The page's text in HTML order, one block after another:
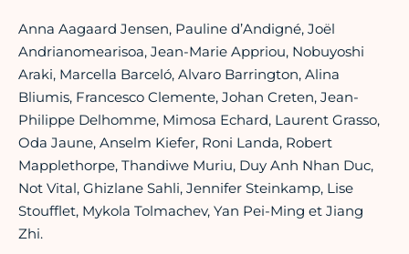
Anna Aagaard Jensen, Pauline d’Andigné, Joël
Andrianomearisoa, Jean-Marie Appriou, Nobuyoshi
Araki, Marcella Barceló, Alvaro Barrington, Alina
Bliumis, Francesco Clemente, Johan Creten, Jean-
Philippe Delhomme, Mimosa Echard, Laurent Grasso,
Oda Jaune, Anselm Kiefer, Roni Landa, Robert
Mapplethorpe, Thandiwe Muriu, Duy Anh Nhan Duc,
Not Vital, Ghizlane Sahli, Jennifer Steinkamp, Lise
Stoufflet, Mykola Tolmachev, Yan Pei-Ming et Jiang
Zhi.